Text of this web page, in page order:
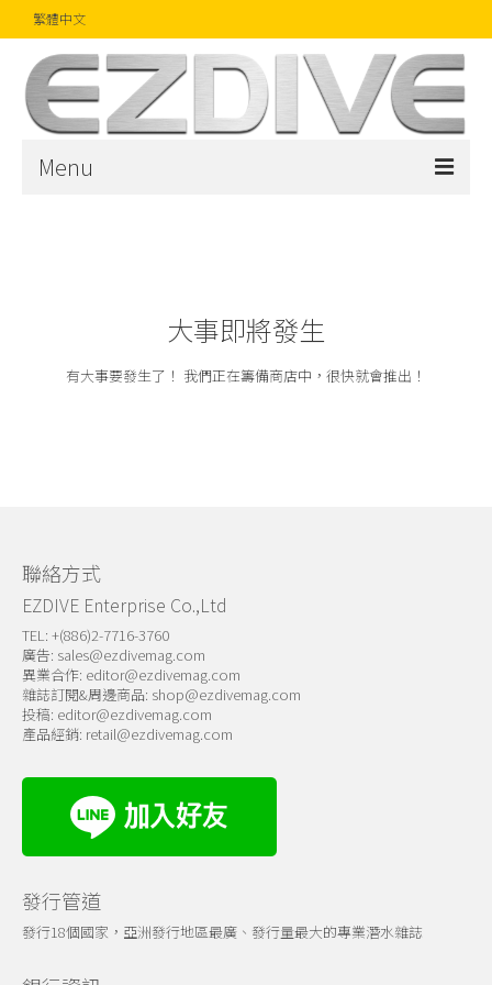
繁體中文
Menu
精品
大事即將發生
有大事要發生了！ 我們正在籌備商店中，很快就會推出！
聯絡方式
EZDIVE Enterprise Co.,Ltd
TEL: +(886)2-7716-3760
廣告: sales@ezdivemag.com
異業合作: editor@ezdivemag.com
雜誌訂閱&周邊商品: shop@ezdivemag.com
投稿: editor@ezdivemag.com
產品經銷: retail@ezdivemag.com
發行管道
發行18個國家，亞洲發行地區最廣、發行量最大的專業潛水雜誌